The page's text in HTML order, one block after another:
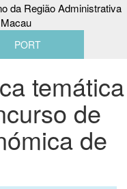
da Região Administrativa
PORT
temática
de
de